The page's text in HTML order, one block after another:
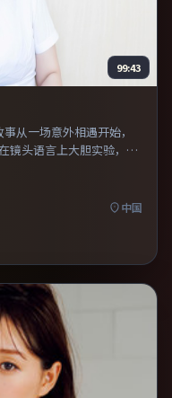
99:43
从一场意外相遇开始，
镜头语言上大胆实验，长
爽感，也保留作者表达，
中国